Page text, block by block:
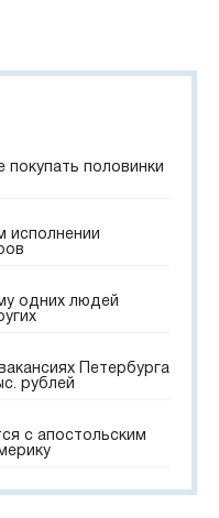
покупать половинки
исполнении
одних людей
Петербурга
рублей
с апостольским